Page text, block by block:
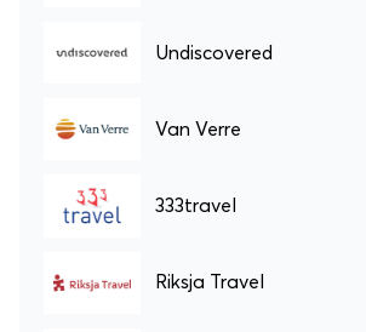
Undiscovered
Van Verre
333travel
Riksja Travel